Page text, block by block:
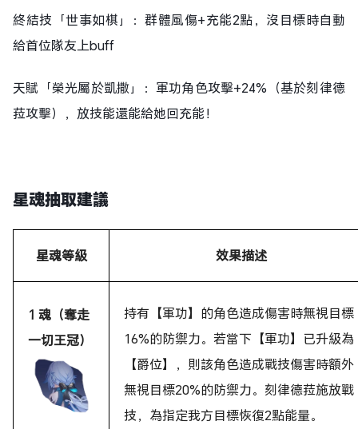
終結技「世事如棋」：群體風傷+充能2點，沒目標時自動
給首位隊友上buff
天賦「榮光屬於凱撒」：軍功角色攻擊+24%（基於刻律德
菈攻擊），放技能還能給她回充能！
星魂抽取建議
星魂等級 效果描述
1 魂（奪走
一切王冠）
持有【軍功】的角色造成傷害時無視目標
16%的防禦力。若當下【軍功】已升級為
【爵位】，則該角色造成戰技傷害時額外
無視目標20%的防禦力。刻律德菈施放戰
技， 為指定我方目標恢復2點能量。